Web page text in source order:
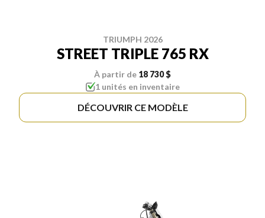
TRIUMPH 2026
STREET TRIPLE 765 RX
À partir de 18 730 $
1 unités en inventaire
DÉCOUVRIR CE MODÈLE